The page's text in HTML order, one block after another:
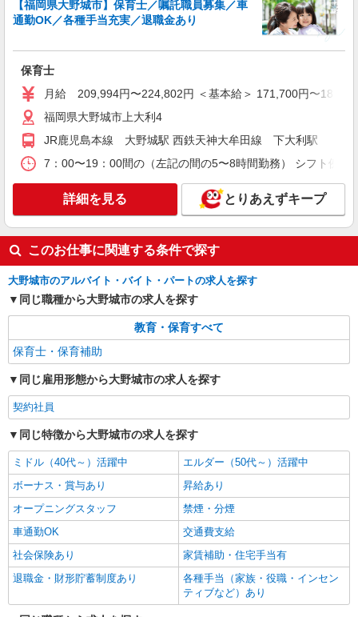
時給1200円です♪
■認定こども園 筑紫幼稚園（認定こども園）
福岡県大野城市横峰2丁目218 駐車場あり
詳細を見る
正社員
株式会社アスカクリエート 福岡支店（jb579478）
私立認可保育園の保育士
月給 212,574円 〜 242,559円 ※給与幅は経
験・能力により考慮 賞与あり 交通費あり／距離に
円〜203,700円 ※経験によって変動有 処遇改善手
当 10,590円〜12,222円 処遇改善手当 18,000円
特殊業務手当 7,484円〜8,637円 ※処遇改善手当
昇給あり
■大城保育園（私立認可保育園） 福岡県大野城
市大池2丁目101 駐車場あり：無料駐車場有り、マ
キープ 詳細を見る
派遣社員
株式会社ブレイブ（マイナビグループ）/MD40
保育士（要資格） ◆保育園、学童施設、企業
内保育室など多数あり
時給1,300円〜＋交通費 ◆支払い方法 ＊日払
あり福岡県大野城市 【最寄駅】 ◆JR鹿児島本線
「大野城駅」 ◆西鉄天神大牟田線「下大利駅」 ◆
西鉄天神大牟田線「白木原駅」 ★その他、近隣に
キープ 詳細を見る
派遣社員 紹介予定派遣
ベルサンテ株式会社 名古屋支社
保育士/扶養内 早朝/延長 シフト相談OK
残業なし 資格必須
【時給】1,400円〜1,550円 ・交通費全額支給
（車通勤の場合も駐車場代・ガソリン代は弊社負
担） ・各種保険完備 ・昇給あり
福岡県 大野城市の保育施設 （保育園・幼稚
園・小規模保育園・認定こども園・企業内保育所
キープ
【福岡県大野城市】保育士／嘱託職員募集／車
通勤OK／各種手当充実／退職金あり
保育士
月給 209,994円〜224,802円 ＜基本給＞ 171,700円〜
福岡県大野城市上大利4
JR鹿児島本線 大野城駅 西鉄天神大牟田線 下大利駅
7：00〜19：00間の（左記の間の5〜8時間勤務） シフト例
詳細を見る とりあえずキープ
このお仕事に関連する条件で探す
大野城市のアルバイト・バイト・パートの求人を探す
同じ職種から大野城市の求人を探す
教育・保育すべて
保育士・保育補助
同じ雇用形態から大野城市の求人を探す
契約社員
同じ特徴から大野城市の求人を探す
ミドル（40代～）活躍中
エルダー（50代～）活躍中
ボーナス・賞与あり
昇給あり
オープニングスタッフ
禁煙・分煙
車通勤OK
交通費支給
社会保険あり
家賃補助・住宅手当有
退職金・財形貯蓄制度あり
各種手当（家族・役職・インセン
ティブなど）あり